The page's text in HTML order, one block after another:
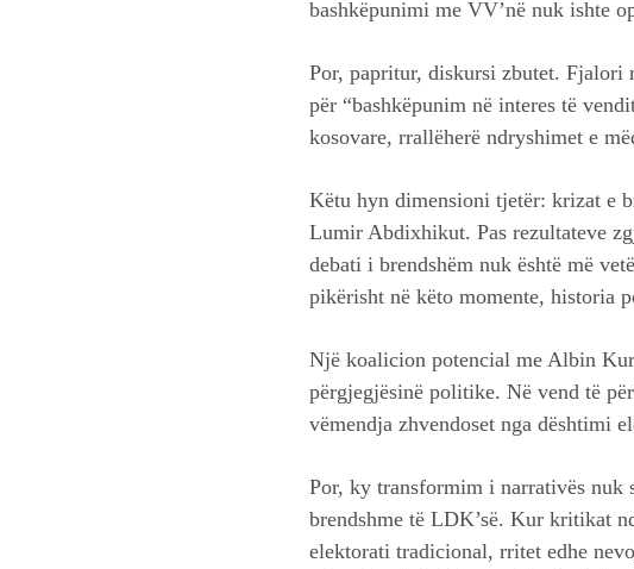
bashkëpunimi me VV’në nuk ishte
Por, papritur, diskursi zbutet. Fjalori
për “bashkëpunim në interes të
kosovare, rrallëherë ndryshimet e
Këtu hyn dimensioni tjetër: krizat e
Lumir Abdixhikut. Pas rezultateve
debati i brendshëm nuk është më
pikërisht në këto momente, historia
Një koalicion potencial me Albin
përgjegjësinë politike. Në vend të
vëmendja zhvendoset nga dështimi
Por, ky transformim i narrativës nuk
brendshme të LDK’së. Kur kritikat
elektorati tradicional, rritet edhe